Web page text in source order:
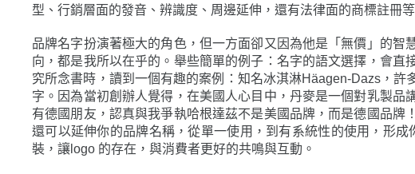
型、行銷層面的發音、辨識度、周邊延伸，還有法律面的商標註冊等
品牌名字扮演著極大的角色，但一方面卻又因為他是「無價」的
向，都是我所以在乎的。舉些簡單的例子：名字的語文選擇，會
究所念書時，讀到一個有趣的案例：知名冰淇淋Häagen-Dazs，
字。因為當初創辦人覺得，在美國人心目中，丹麥是一個對乳製
有德國朋友，認真與我爭執哈根達茲不是美國品牌，而是德國品
還可以延伸你的品牌名稱，從單一使用，到有系統性的使用，形
裝，讓logo 的存在，與消費者更好的共鳴與互動。